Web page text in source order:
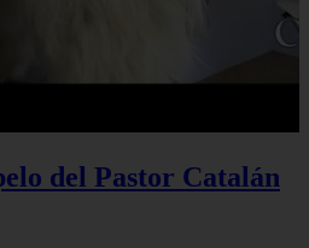
del Pastor Catalán